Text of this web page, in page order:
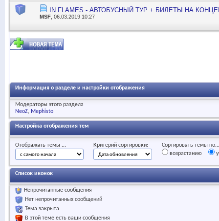
IN FLAMES - АВТОБУСНЫЙ ТУР + БИЛЕТЫ НА
MSF , 06.03.2019 10:27
Информация о разделе и настройки отображения
Модераторы этого раздела
NeoZ
Mephisto
Настройка отображения тем
Отображать темы ... Критерий сортировки:
Сортировать темы по...
возрастанию
Список иконок
Непрочитанные сообщения
Нет непрочитанных сообщений
Тема закрыта
В этой теме есть ваши сообщения